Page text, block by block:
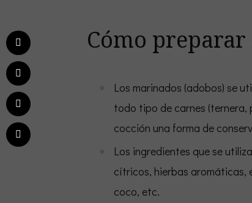
Cómo preparar
Los marinados (adobos) se
todo tipo de carnes (ternera,
cocción una forma de
Los ingredientes que se
cítricos, hierbas aromáticas,
coco, etc.